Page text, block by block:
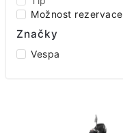
Možnost rezervace
Značky
Vespa